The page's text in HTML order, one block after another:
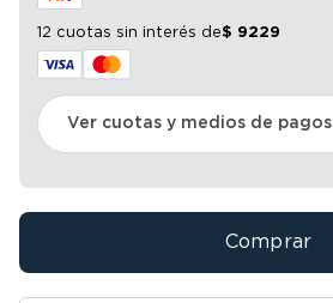
12 cuotas sin interés de$ 9229
Ver cuotas y medios de pagos
Comprar